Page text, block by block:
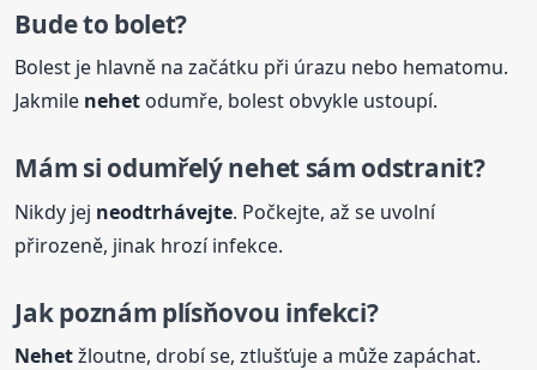
Bude to bolet?
Bolest je hlavně na začátku při úrazu nebo hematomu.
Jakmile nehet odumře, bolest obvykle ustoupí.
Mám si odumřelýnehetsám odstranit?
Nikdy jej neodtrhávejte. Počkejte, až se uvolní
přirozeně, jinak hrozí infekce.
Jak poznám plísňovou infekci?
Nehetžloutne, drobí se, ztlušťuje a může zapáchat.